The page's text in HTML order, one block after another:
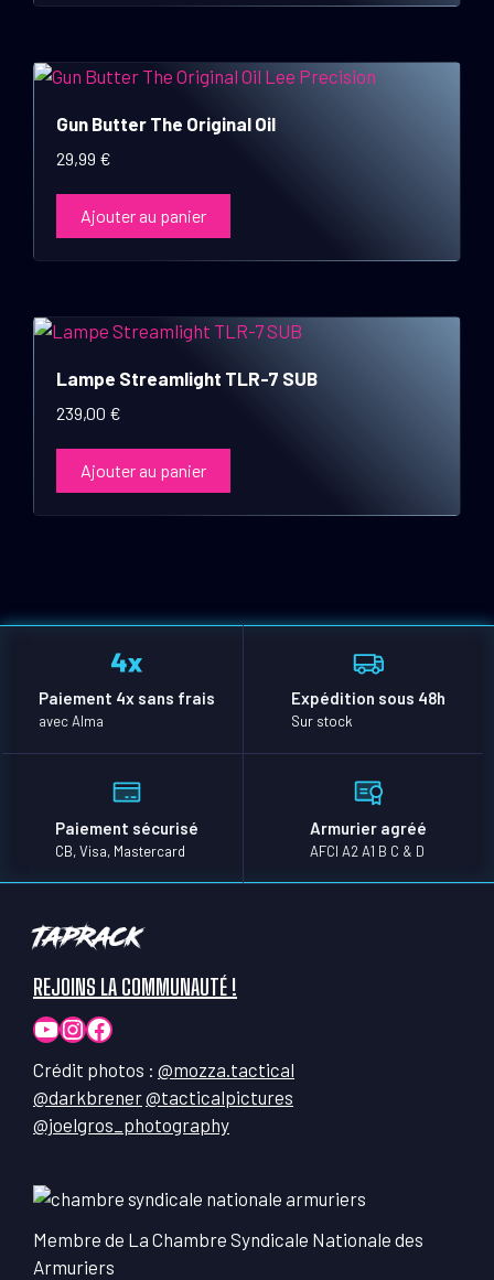
peuvent
choisies
page
produit
Gun Butter The Original Oil
29,99 €
Ajouter au panier
Lampe Streamlight TLR-7 SUB
239,00 €
Ajouter au panier
Paiement 4x sans frais
avec Alma
Expédition sous 48h
Sur stock
Paiement sécurisé
CB, Visa, Mastercard
Armurier agréé
AFCI A2 A1 B C & D
TapRack
REJOINS LA COMMUNAUTÉ !
YouTube
Instagram
Facebook
Crédit photos : @mozza.tactical
@darkbrener@tacticalpictures
@joelgros_photography
Membre de La Chambre Syndicale Nationale des
Armuriers